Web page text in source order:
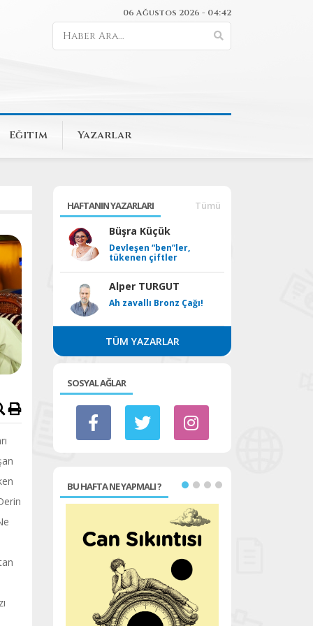
06 Ağustos 2026 - 04:42
Eğitim Yazarlar
HAFTANIN YAZARLARI Tümü
Büşra Küçük
Devleşen “ben”ler,
tükenen çiftler
Alper TURGUT
Ah zavallı Bronz Çağı!
TÜM YAZARLAR
SOSYAL AĞLAR
BU HAFTA NE YAPMALI ?